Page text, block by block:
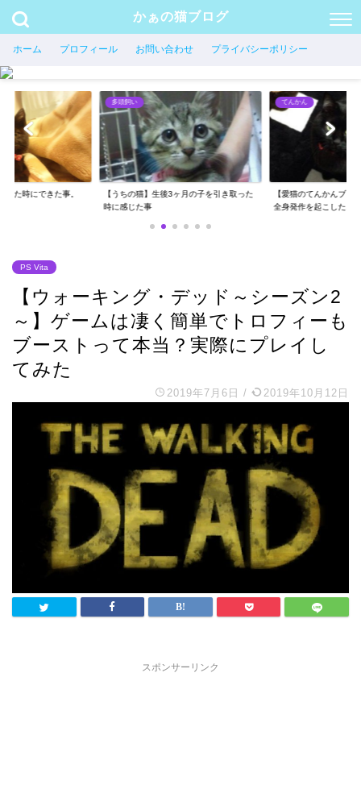
かぁの猫ブログ
ホーム プロフィール お問い合わせ プライバシーポリシー
月の子を引き取った
てんかん
【愛猫のてんかんブログ】後ろ足の痙攣と
全身発作を起こした...
多頭飼い
愛猫がそばに来て座る
る様に工夫した事
PS Vita
【ウォーキング・デッド～シーズン2
～】ゲームは凄く簡単でトロフィーも
ブーストって本当？実際にプレイし
てみた
2019年7月6日 / 2019年10月12日
スポンサーリンク